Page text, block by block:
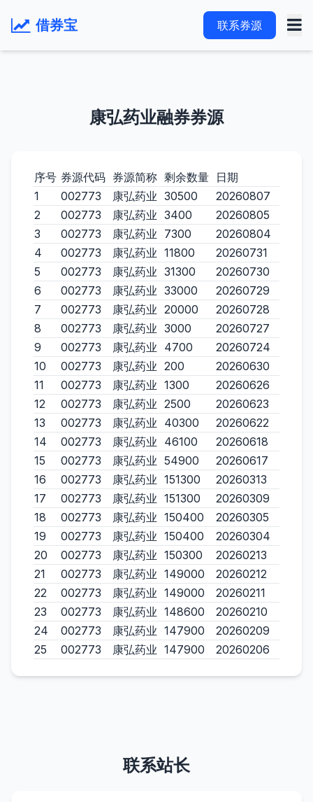
借券宝 联系券源
康弘药业融券券源
序号 券源代码 券源简称 剩余数量 日期
1
002773 康弘药业 30500
20260807
2
002773 康弘药业 3400
20260805
3
002773 康弘药业 7300
20260804
4
002773 康弘药业 11800
20260731
5
002773 康弘药业 31300
20260730
6
002773 康弘药业 33000
20260729
7
002773 康弘药业 20000
20260728
8
002773 康弘药业 3000
20260727
9
002773 康弘药业 4700
20260724
10
002773 康弘药业 200
20260630
11
002773 康弘药业 1300
20260626
12
002773 康弘药业 2500
20260623
13
002773 康弘药业 40300
20260622
14
002773 康弘药业 46100
20260618
15
002773 康弘药业 54900
20260617
16
002773 康弘药业 151300
20260313
17
002773 康弘药业 151300
20260309
18
002773 康弘药业 150400
20260305
19
002773 康弘药业 150400
20260304
20
002773 康弘药业 150300
20260213
21
002773 康弘药业 149000
20260212
22
002773 康弘药业 149000
20260211
23
002773 康弘药业 148600
20260210
24
002773 康弘药业 147900
20260209
25
002773 康弘药业 147900 20260206
联系站长